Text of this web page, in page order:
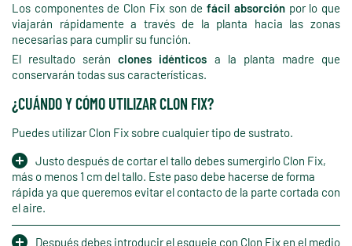
Los componentes de Clon Fix son defácil absorciónpor lo que
viajarán rápidamente a través de la planta hacia las zonas
necesarias para cumplir su función.
El resultado seránclones idénticos a la planta madre que
conservarán todas sus características.
¿CUÁNDO Y CÓMO UTILIZAR CLON FIX?
Puedes utilizar Clon Fix sobre cualquier tipo de sustrato.
Justo después de cortar el tallo debes sumergirlo Clon Fix,
más o menos 1 cm del tallo. Este paso debe hacerse de forma
rápida ya que queremos evitar el contacto de la parte cortada con
el aire.
Después debes introducir el esqueje con Clon Fix en el medio